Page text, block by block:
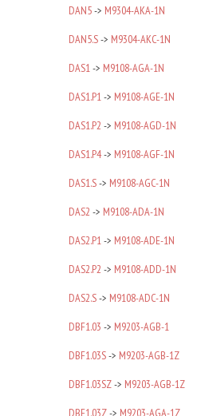
DAN5-> M9304-AKA-1N
DAN5.S-> M9304-AKC-1N
DAS1-> M9108-AGA-1N
DAS1.P1-> M9108-AGE-1N
DAS1.P2 -> M9108-AGD-1N
DAS1.P4-> M9108-AGF-1N
DAS1.S-> M9108-AGC-1N
DAS2 -> M9108-ADA-1N
DAS2.P1-> M9108-ADE-1N
DAS2.P2 -> M9108-ADD-1N
DAS2.S-> M9108-ADC-1N
DBF1.03 -> M9203-AGB-1
DBF1.03S-> M9203-AGB-1Z
DBF1.03SZ-> M9203-AGB-1Z
DBF1.03Z-> M9203-AGA-1Z